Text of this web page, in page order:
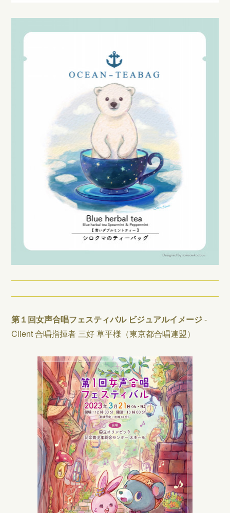
第１回女声合唱フェスティバル ビジュアルイメージ-
Client 合唱指揮者 三好 草平様（東京都合唱連盟）